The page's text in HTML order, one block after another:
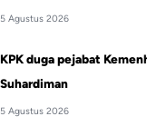
5 Agustus 2026
KPK duga pejabat
Suhardiman
5 Agustus 2026